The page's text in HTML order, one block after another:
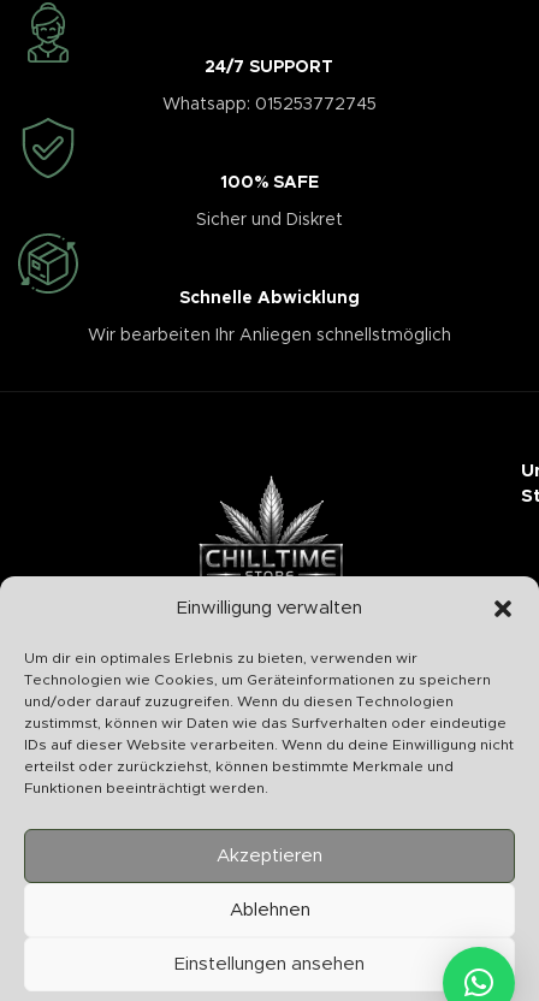
Einwilligung verwalten
Um dir ein optimales Erlebnis zu bieten, verwenden wir
Technologien wie Cookies, um Geräteinformationen zu speichern
und/oder darauf zuzugreifen. Wenn du diesen Technologien
zustimmst, können wir Daten wie das Surfverhalten oder eindeutige
IDs auf dieser Website verarbeiten. Wenn du deine Einwilligung nicht
erteilst oder zurückziehst, können bestimmte Merkmale und
Funktionen beeinträchtigt werden.
Akzeptieren
Ablehnen
Einstellungen ansehen
24/7 SUPPORT
Whatsapp: 015253772745
100% SAFE
Sicher und Diskret
Schnelle Abwicklung
Wir bearbeiten Ihr Anliegen schnellstmöglich
Chilltime Store
07331 4577974
Info@chilltime.de
Bahnhofstr. 19 73312 Geislingen